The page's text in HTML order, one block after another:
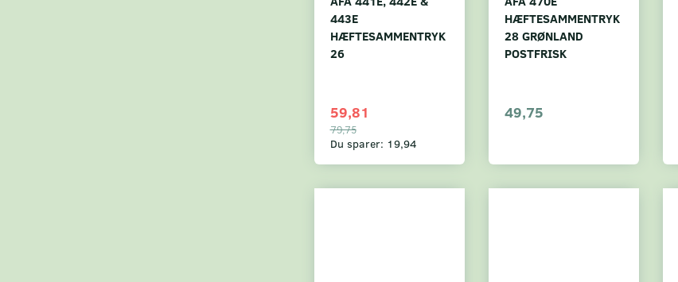
443E
HÆFTESAMMENTRYK
26
59,81
79,75
Du sparer: 19,94
HÆFTESAMMENTRYK
28 GRØNLAND
POSTFRISK
49,75